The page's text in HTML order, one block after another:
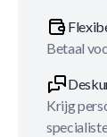
Betaal
Krijg